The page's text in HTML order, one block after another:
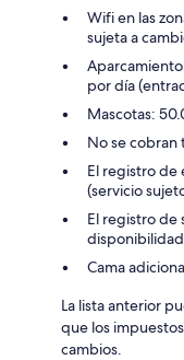
Wifi en las
sujeta a
por día
Mascotas:
No se cobran
El registro de
(servicio
El registro de
Cama
La lista anterior
que los
cambios.